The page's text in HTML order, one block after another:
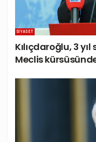
SIYASET
Kılıçdaroğlu, 3 yıl
Meclis